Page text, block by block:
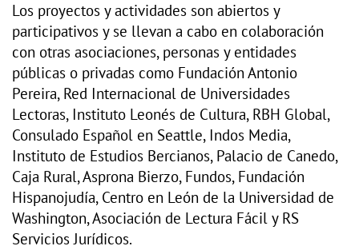
Los proyectos y actividades son abiertos y
participativos y se llevan a cabo en colaboración
con otras asociaciones, personas y entidades
públicas o privadas como Fundación Antonio
Pereira, Red Internacional de Universidades
Lectoras, Instituto Leonés de Cultura, RBH Global,
Consulado Español en Seattle, Indos Media,
Instituto de Estudios Bercianos, Palacio de Canedo,
Caja Rural, Asprona Bierzo, Fundos, Fundación
Hispanojudía, Centro en León de la Universidad de
Washington, Asociación de Lectura Fácil y RS
Servicios Jurídicos.